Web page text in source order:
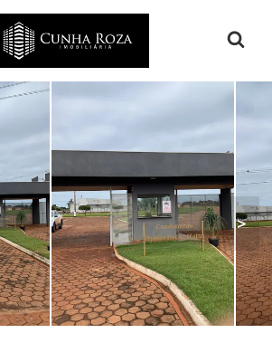
inicial
>